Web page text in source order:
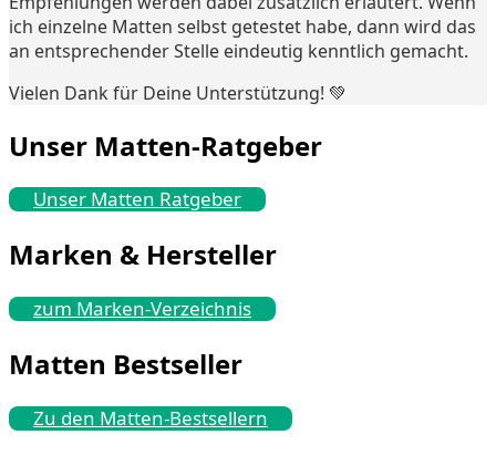
ich einzelne Matten selbst getestet habe, dann wird das
an entsprechender Stelle eindeutig kenntlich gemacht.
Vielen Dank für Deine Unterstützung! 💚
Unser Matten-Ratgeber
Unser Matten Ratgeber
Marken & Hersteller
zum Marken-Verzeichnis
Matten Bestseller
Zu den Matten-Bestsellern